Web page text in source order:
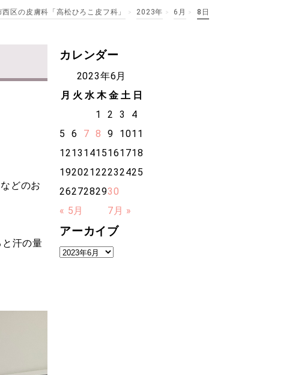
西区の皮膚科「高松ひろこ皮フ科」 > 2023年 > 6月 > 8日
どのお
汗の量
カレンダー
2023年6月
月 火 水木金 土 日
« 5月 7月 »
1 2 3
4
5
6 7 8 9 1011
1213 1415161718
19202122232425
2627282930
アーカイブ
ア